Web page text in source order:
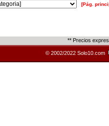
[Pág.
** Precios
© 2002/2022 Solo10.com